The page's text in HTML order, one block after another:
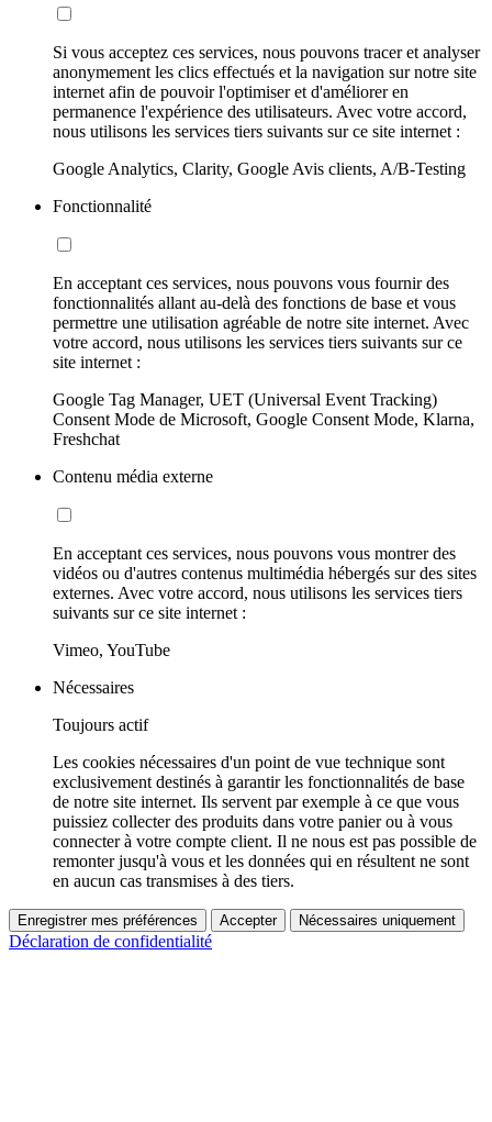
Si vous acceptez ces services, nous pouvons tracer et analyser
anonymement les clics effectués et la navigation sur notre site
internet afin de pouvoir l'optimiser et d'améliorer en
permanence l'expérience des utilisateurs. Avec votre accord,
nous utilisons les services tiers suivants sur ce site internet :
Google Analytics, Clarity, Google Avis clients, A/B-Testing
Fonctionnalité
En acceptant ces services, nous pouvons vous fournir des
fonctionnalités allant au-delà des fonctions de base et vous
permettre une utilisation agréable de notre site internet. Avec
votre accord, nous utilisons les services tiers suivants sur ce
site internet :
Google Tag Manager, UET (Universal Event Tracking)
Consent Mode de Microsoft, Google Consent Mode, Klarna,
Freshchat
Contenu média externe
En acceptant ces services, nous pouvons vous montrer des
vidéos ou d'autres contenus multimédia hébergés sur des sites
externes. Avec votre accord, nous utilisons les services tiers
suivants sur ce site internet :
Vimeo, YouTube
Nécessaires
Toujours actif
Les cookies nécessaires d'un point de vue technique sont
exclusivement destinés à garantir les fonctionnalités de base
de notre site internet. Ils servent par exemple à ce que vous
puissiez collecter des produits dans votre panier ou à vous
connecter à votre compte client. Il ne nous est pas possible de
remonter jusqu'à vous et les données qui en résultent ne sont
en aucun cas transmises à des tiers.
Enregistrer mes préférences Accepter Nécessaires uniquement
Déclaration de confidentialité